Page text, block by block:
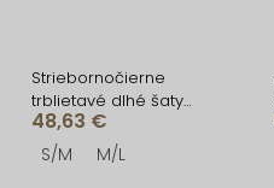
Striebornočierne
trblietavé dlhé šaty
DARIONE s kamienkami
48,63 €
S/M M/L